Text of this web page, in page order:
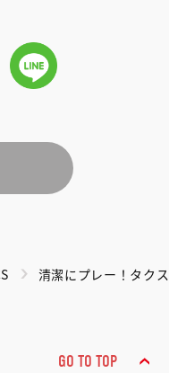
清潔にプレー！タク
GO TO TOP